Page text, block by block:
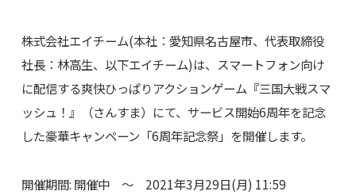
株式会社エイチーム(本社：愛知県名古屋市、代表取締役
社長：林高生、以下エイチーム)は、スマートフォン向け
に配信する爽快ひっぱりアクションゲーム『三国大戦スマ
ッシュ！』（さんすま）にて、サービス開始6周年を記念
した豪華キャンペーン「6周年記念祭」を開催します。
開催期間: 開催中 ～ 2021年3月29日(月) 11:59